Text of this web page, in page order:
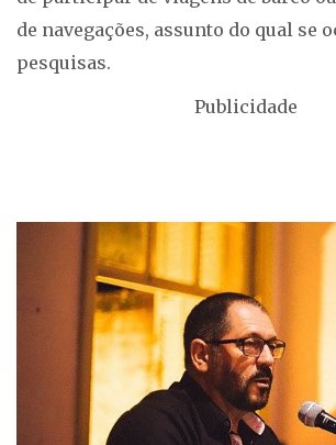
de navegações, assunto do qual se
pesquisas.
Publicidade